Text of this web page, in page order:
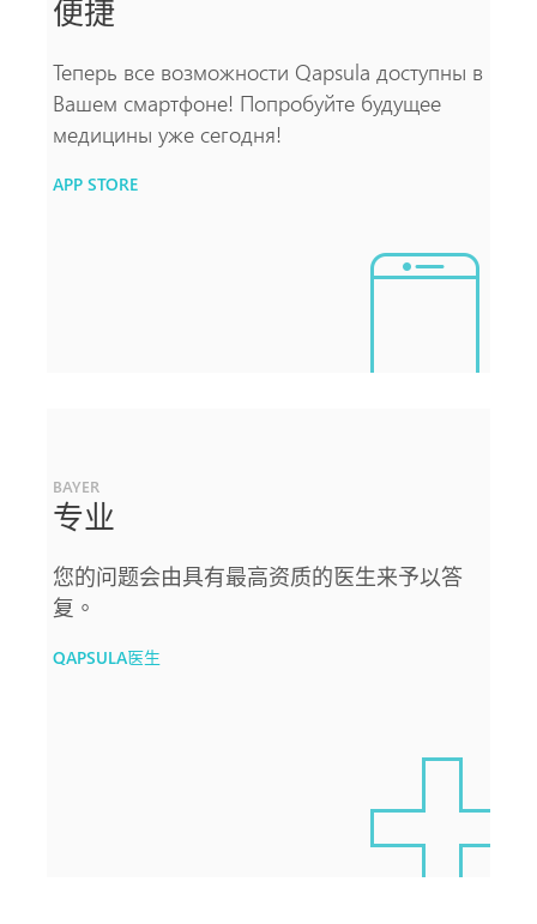
便捷
Теперь все возможности Qapsula доступны в
Вашем смартфоне! Попробуйте будущее
медицины уже сегодня!
APP STORE
BAYER
专业
您的问题会由具有最高资质的医生来予以答
复。
QAPSULA医生